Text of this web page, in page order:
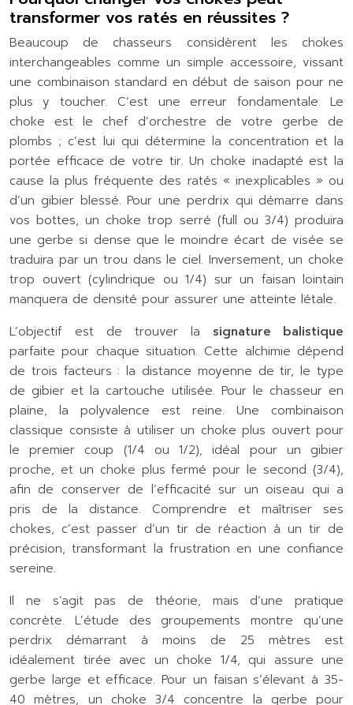
transformer vos ratés en réussites ?
Beaucoup de chasseurs considèrent les chokes
interchangeables comme un simple accessoire, vissant
une combinaison standard en début de saison pour ne
plus y toucher. C’est une erreur fondamentale. Le
choke est le chef d’orchestre de votre gerbe de
plombs ; c’est lui qui détermine la concentration et la
portée efficace de votre tir. Un choke inadapté est la
cause la plus fréquente des ratés « inexplicables » ou
d’un gibier blessé. Pour une perdrix qui démarre dans
vos bottes, un choke trop serré (full ou 3/4) produira
une gerbe si dense que le moindre écart de visée se
traduira par un trou dans le ciel. Inversement, un choke
trop ouvert (cylindrique ou 1/4) sur un faisan lointain
manquera de densité pour assurer une atteinte létale.
L’objectif est de trouver la signature balistique
parfaite pour chaque situation. Cette alchimie dépend
de trois facteurs : la distance moyenne de tir, le type
de gibier et la cartouche utilisée. Pour le chasseur en
plaine, la polyvalence est reine. Une combinaison
classique consiste à utiliser un choke plus ouvert pour
le premier coup (1/4 ou 1/2), idéal pour un gibier
proche, et un choke plus fermé pour le second (3/4),
afin de conserver de l’efficacité sur un oiseau qui a
pris de la distance. Comprendre et maîtriser ses
chokes, c’est passer d’un tir de réaction à un tir de
précision, transformant la frustration en une confiance
sereine.
Il ne s’agit pas de théorie, mais d’une pratique
concrète. L’étude des groupements montre qu’une
perdrix démarrant à moins de 25 mètres est
idéalement tirée avec un choke 1/4, qui assure une
gerbe large et efficace. Pour un faisan s’élevant à 35-
40 mètres, un choke 3/4 concentre la gerbe pour